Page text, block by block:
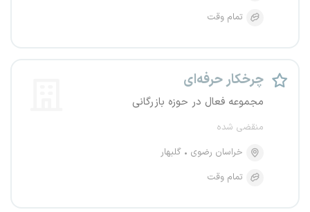
تمام وقت
چرخکار حرفه‌ای
مجموعه فعال در حوزه بازرگانی
منقضی شده
خراسان رضوی
گلبهار
تمام وقت